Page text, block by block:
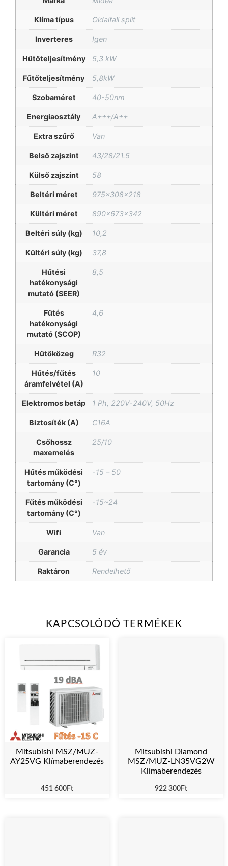
Klíma típus Oldalfali split
Inverteres Igen
Hűtőteljesítmény 5,3 kW
Fűtőteljesítmény 5,8kW
Szobaméret 40-50nm
Energiaosztály A+++/A++
Extra szűrő Van
Belső zajszint 43/28/21.5
Külső zajszint 58
Beltéri méret 975x308x218
Kültéri méret 890x673x342
Beltéri súly (kg) 10,2
Kültéri súly (kg) 37,8
Hűtési
hatékonysági
mutató (SEER)
8,5
Fűtés
hatékonysági
mutató (SCOP)
4,6
Hűtőközeg R32
Hűtés/fűtés
áramfelvétel (A)
10
Elektromos betáp 1 Ph, 220V-240V, 50Hz
Biztosíték (A) C16A
Csőhossz
maxemelés
25/10
Hűtés működési
tartomány (C°)
-15 – 50
Fűtés működési
tartomány (C°)
-15~24
Wifi Van
Garancia 5 év
Raktáron Rendelhető
KAPCSOLÓDÓ TERMÉKEK
Mitsubishi MSZ/MUZ-
AY25VG Klímaberendezés
451 600Ft
Mitsubishi Diamond
MSZ/MUZ-LN35VG2W
Klímaberendezés
922 300Ft